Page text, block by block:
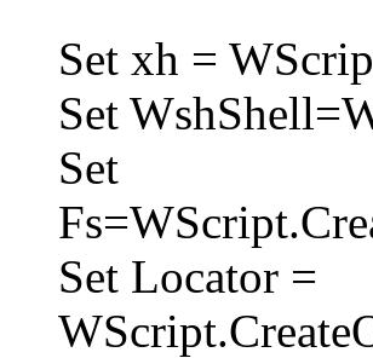
Set xh =
Set
Set
Set Locator =